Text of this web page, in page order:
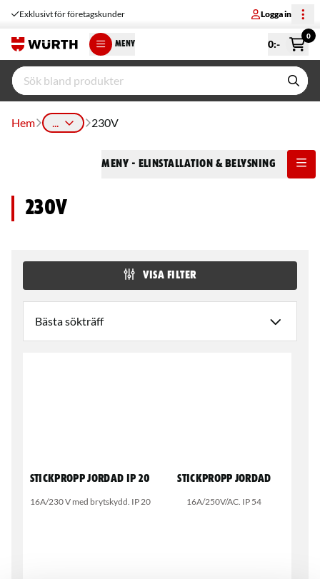
Exklusivt för företagskunder Logga in
MENY 0:-
0
Hem ... 230V
Meny - Elinstallation & Belysning
230V
VISA FILTER
Stickpropp jordad IP 20
16A/230 V med brytskydd. IP 20
Stickpropp Jordad
16A/250V/AC. IP 54